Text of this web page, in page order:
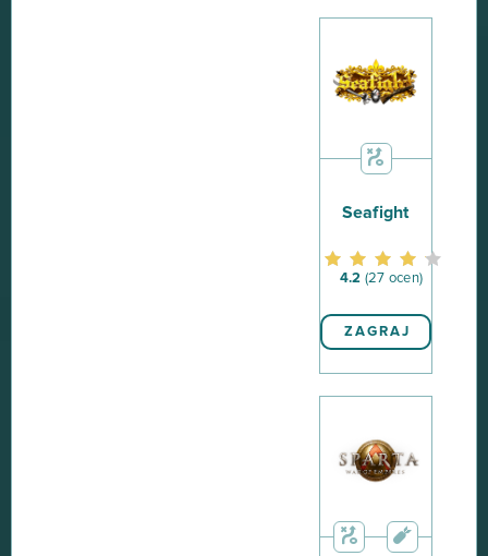
Seafight
4.2 (27 ocen)
ZAGRAJ